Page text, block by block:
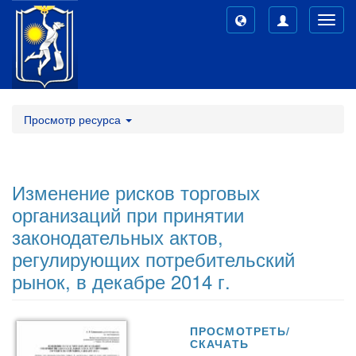
Просмотр ресурса
Изменение рисков торговых
организаций при принятии
законодательных актов,
регулирующих потребительский
рынок, в декабре 2014 г.
ПРОСМОТРЕТЬ/
СКАЧАТЬ